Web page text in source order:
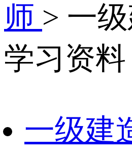
师 > 一
学习资料
一级建